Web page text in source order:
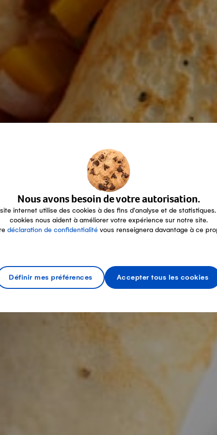
Nous avons besoin de votre autorisation.
internet utilise des cookies à des fins d'analyse et de statistiques.
cookies nous aident à améliorer votre expérience sur notre site.
déclaration de confidentialité vous renseignera davantage à ce
Définir mes préférences Accepter tous les cookies